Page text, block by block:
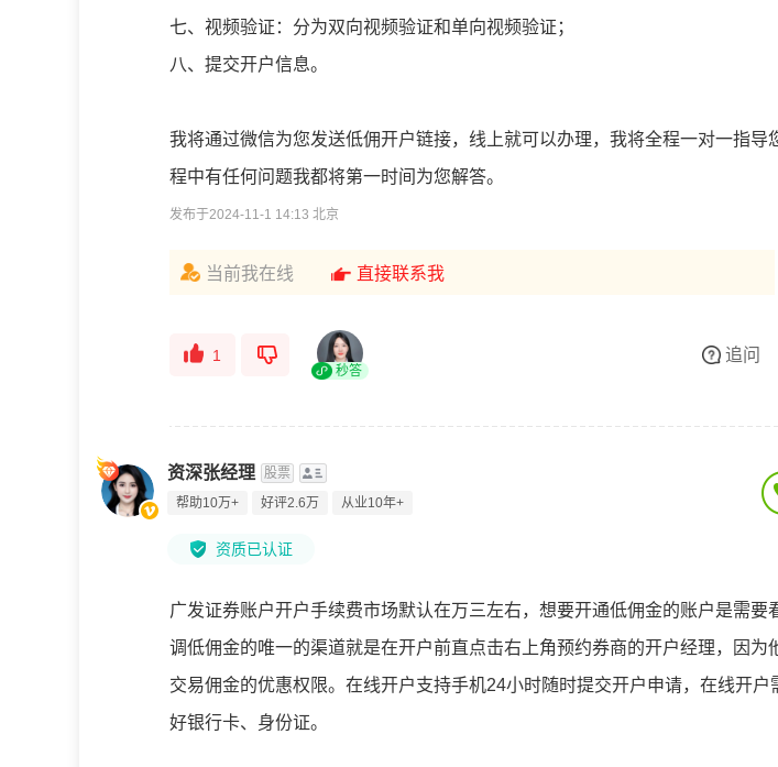
七、视频验证：分为双向视频验证和单向视频验证；
八、提交开户信息。
我将通过微信为您发送低佣开户链接，线上就可以办理，我将全程一对一指导
程中有任何问题我都将第一时间为您解答。
发布于2024-11-1 14:13 北京
当前我在线 直接联系我
1
秒答
追问
资深张经理 股票
帮助10万+
好评2.6万 从业10年+
资质已认证
广发证券账户开户手续费市场默认在万三左右，想要开通低佣金的账户是需要
调低佣金的唯一的渠道就是在开户前直点击右上角预约券商的开户经理，因为
交易佣金的优惠权限。在线开户支持手机24小时随时提交开户申请，在线开户
好银行卡、身份证。